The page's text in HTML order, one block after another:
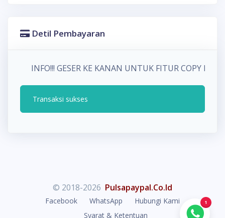
Detil Pembayaran
INFO!!! GESER KE KANAN UNTUK FITUR COPY
Transaksi sukses
© 2018-2026 Pulsapaypal.Co.Id
Facebook WhatsApp
Hubungi Kami
Syarat & Ketentuan
1